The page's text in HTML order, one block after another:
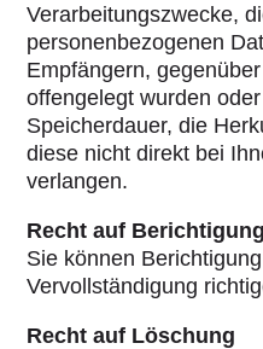
Verarbeitungszwecke,
personenbezogenen
Empfängern,
offengelegt wurden
Speicherdauer, die
diese nicht direkt bei
verlangen.
Recht auf Berichtigung
Sie können
Vervollständigung
Recht auf Löschung